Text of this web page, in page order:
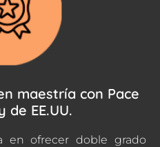
maestría con Pace
de EE.UU.
en ofrecer doble grado